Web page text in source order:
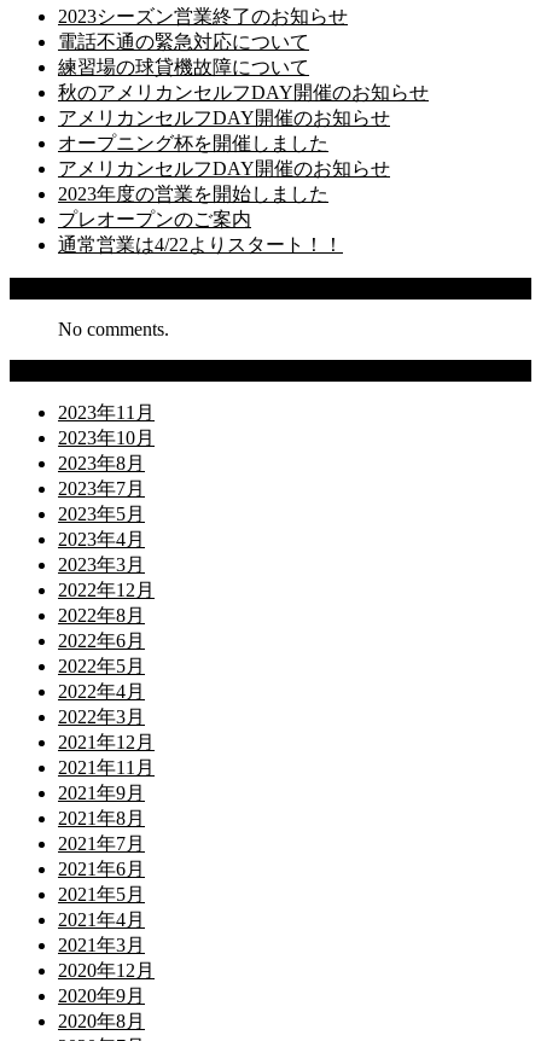
2023シーズン営業終了のお知らせ
電話不通の緊急対応について
練習場の球貸機故障について
秋のアメリカンセルフDAY開催のお知らせ
アメリカンセルフDAY開催のお知らせ
オープニング杯を開催しました
アメリカンセルフDAY開催のお知らせ
2023年度の営業を開始しました
プレオープンのご案内
通常営業は4/22よりスタート！！
No comments.
2023年11月
2023年10月
2023年8月
2023年7月
2023年5月
2023年4月
2023年3月
2022年12月
2022年8月
2022年6月
2022年5月
2022年4月
2022年3月
2021年12月
2021年11月
2021年9月
2021年8月
2021年7月
2021年6月
2021年5月
2021年4月
2021年3月
2020年12月
2020年9月
2020年8月